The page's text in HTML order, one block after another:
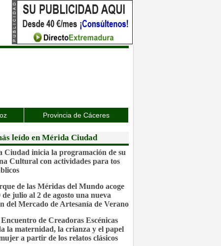
Provincia de Cáceres
leído en Mérida Ciudad
Ciudad inicia la programación de su
Cultural con actividades para tos
de las Méridas del Mundo acoge
de julio al 2 de agosto una nueva
del Mercado de Artesanía de Verano
de Creadoras Escénicas
la maternidad, la crianza y el papel
a partir de los relatos clásicos